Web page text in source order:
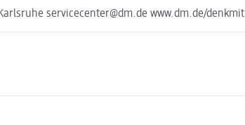
servicecenter@dm.de www.dm.de/denkmit